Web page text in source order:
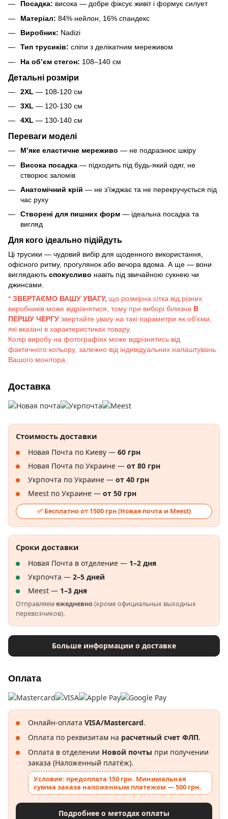
Посадка: висока — добре фіксує живіт і формує силует
Матеріал: 84% нейлон, 16% спандекс
Виробник: Nadizi
Тип трусиків: сліпи з делікатним мереживом
На об’єм стегон: 108–140 см
Детальні розміри
2XL — 108-120 см
3XL — 120-130 см
4XL — 130-140 см
Переваги моделі
М’яке еластичне мереживо — не подразнює шкіру
Висока посадка — підходить під будь-який одяг, не
створює заломів
Анатомічний крій — не з’їжджає та не перекручується під
час руху
Створені для пишних форм — ідеальна посадка та
вигляд
Для кого ідеально підійдуть
Ці трусики — чудовий вибір для щоденного використання,
офісного ритму, прогулянок або вечора вдома. А ще — вони
виглядають спокусливо навіть під звичайною сукнею чи
джинсами.
* ЗВЕРТАЄМО ВАШУ УВАГУ, що розмірна сітка від різних
виробників може відрізнятися, тому при виборі білизни В
ПЕРШУ ЧЕРГУ звертайте увагу на такі параметри як об’єми,
які вказані в характеристиках товару.
Колір виробу на фотографіях може відрізнятись від
фактичного кольору, залежно від індивідуальних налаштувань
Вашого монітора.
Доставка
Стоимость доставки
Новая Почта по Киеву — 60 грн
Новая Почта по Украине — от 80 грн
Укрпочта по Украине — от 40 грн
Meest по Украине — от 50 грн
✅ Бесплатно от 1500 грн (Новая почта и Meest)
Сроки доставки
Новая Почта в отделение — 1–2 дня
Укрпочта — 2–5 дней
Meest — 1–3 дня
Отправляемежедневно(кроме официальных выходных
перевозчиков).
Больше информации о доставке
Оплата
Онлайн-оплата VISA/Mastercard.
Оплата по реквизитам на расчетный счет ФЛП.
Оплата в отделении Новой почты при получении
заказа (Наложенный платёж).
Условие: предоплата 150 грн. Минимальная
сумма заказа наложенным платежом — 500 грн.
Подробнее о методах оплаты